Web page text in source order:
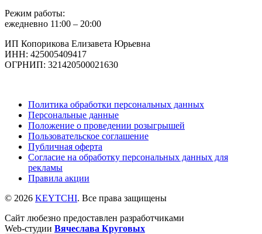
Режим работы:
ежедневно 11:00 – 20:00
ИП Копорикова Елизавета Юрьевна
ИНН: 425005409417
ОГРНИП: 321420500021630
Политика обработки персональных данных
Персональные данные
Положение о проведении розыгрышей
Пользовательское соглашение
Публичная оферта
Согласие на обработку персональных данных для
рекламы
Правила акции
© 2026 KEYTCHI. Все права защищены
Сайт любезно предоставлен разработчиками
Web-студии Вячеслава Круговых